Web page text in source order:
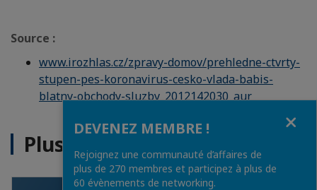
Source :
www.irozhlas.cz/zpravy-domov/prehledne-ctvrty-
stupen-pes-koronavirus-cesko-vlada-babis-
blatny-obchody-sluzby_2012142030_aur
Plus d'actualités
DEVENEZ MEMBRE !
Rejoignez une communauté d’affaires de
plus de 270 membres et participez à plus de
60 évènements de networking.